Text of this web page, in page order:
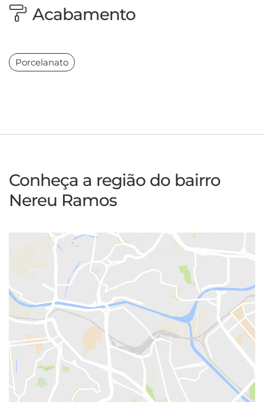
Acabamento
Porcelanato
Conheça a região do bairro
Nereu Ramos